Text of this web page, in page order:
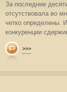
За последние
отсутствовала во
четко определены.
конкуренции
>>>